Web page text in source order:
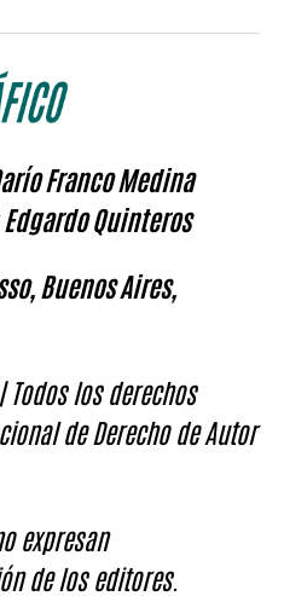
Franco Medina
Edgardo Quinteros
Buenos Aires,
los derechos
de Derecho de Autor
expresan
de los editores.